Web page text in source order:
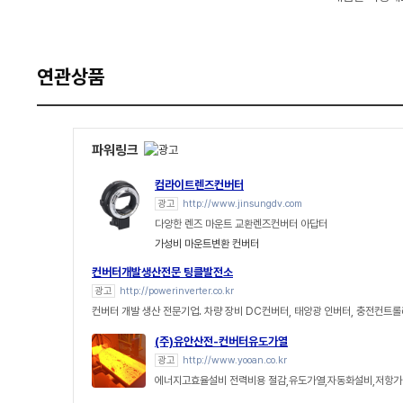
연관상품
파워링크
컴라이트렌즈컨버터
광고 http://www.jinsungdv.com
다양한 렌즈 마운트 교환렌즈컨버터 아답터
가성비 마운트변환 컨버터
컨버터개발생산전문 팅클발전소
광고 http://powerinverter.co.kr
컨버터 개발 생산 전문기업. 차량 장비 DC컨버터, 태양광 인버터, 충전컨트
(주)유안산전-컨버터유도가열
광고 http://www.yooan.co.kr
에너지고효율설비 전력비용 절감,유도가열,자동화설비,저항